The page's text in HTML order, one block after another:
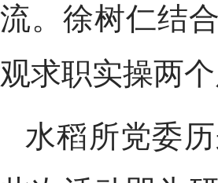
流。徐树仁结
观求职实操两
水稻所党委